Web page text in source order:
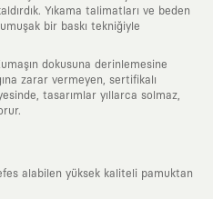
Yıkama talimatları ve beden
bir baskı tekniğiyle
dokusuna derinlemesine
zarar vermeyen, sertifikalı
tasarımlar yıllarca solmaz,
alabilen yüksek kaliteli pamuktan